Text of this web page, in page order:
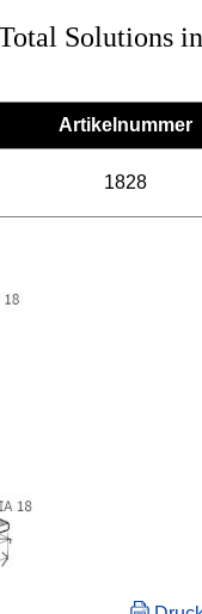
Solutions
Artikelnummer
1828